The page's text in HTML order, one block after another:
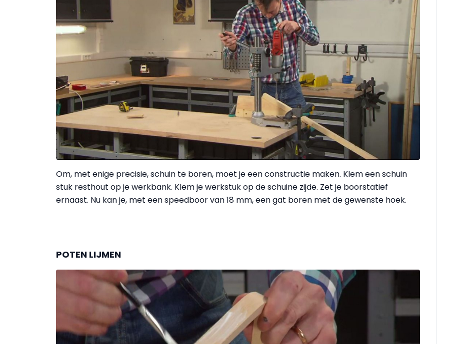
Om, met enige precisie, schuin te boren, moet je een constructie maken. Klem een schuin
stuk resthout op je werkbank. Klem je werkstuk op de schuine zijde. Zet je boorstatief
ernaast. Nu kan je, met een speedboor van 18 mm, een gat boren met de gewenste hoek.
POTEN LIJMEN